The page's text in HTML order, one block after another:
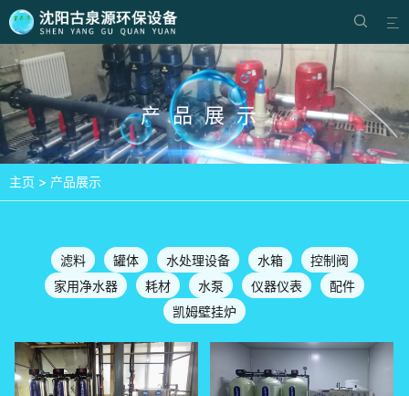


产品展示
主页 > 产品展示
滤料 罐体 水处理设备 水箱
控制阀
家用净水器
耗材 水泵 仪器仪表
配件
凯姆壁挂炉